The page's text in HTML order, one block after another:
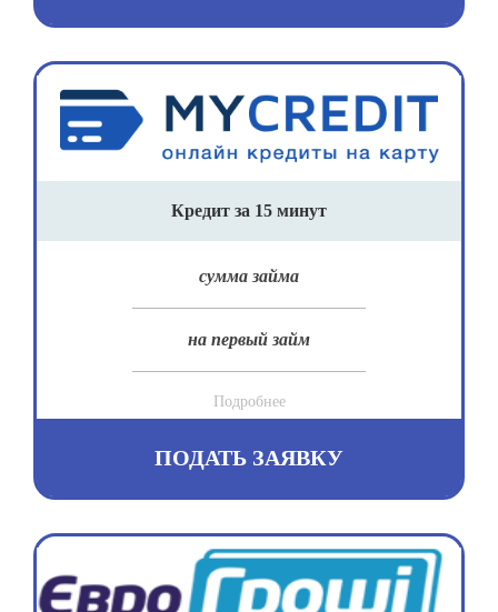
Кредит за 15 минут
сумма займа
на первый займ
Подробнее
ПОДАТЬ ЗАЯВКУ